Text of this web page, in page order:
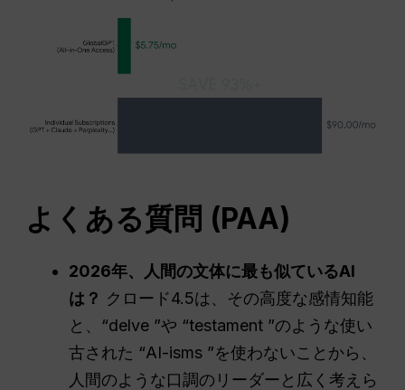
よくある質問 (PAA)
2026年、人間の文体に最も似ているAI
は？ クロード4.5は、その高度な感情知能
と、“delve ”や “testament ”のような使い
古された “AI-isms ”を使わないことから、
人間のような口調のリーダーと広く考えら